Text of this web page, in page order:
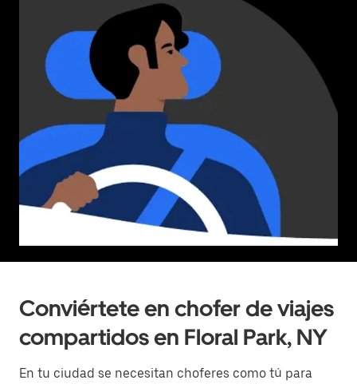
Conviértete en chofer de viajes
compartidos en Floral Park, NY
En tu ciudad se necesitan choferes como tú para